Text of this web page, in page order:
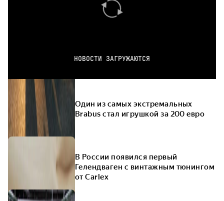
НОВОСТИ ЗАГРУЖАЮТСЯ
Один из самых экстремальных
Brabus стал игрушкой за 200 евро
В России появился первый
Гелендваген с винтажным тюнингом
от Carlex